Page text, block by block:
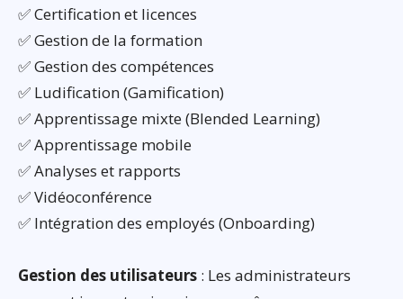
✅ Certification et licences
✅ Gestion de la formation
✅ Gestion des compétences
✅ Ludification (Gamification)
✅ Apprentissage mixte (Blended Learning)
✅ Apprentissage mobile
✅ Analyses et rapports
✅ Vidéoconférence
✅ Intégration des employés (Onboarding)
Gestion des utilisateurs : Les administrateurs